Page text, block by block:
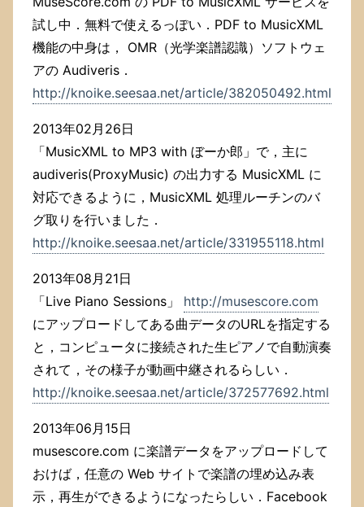
試し中．無料で使えるっぽい．PDF to MusicXML
機能の中身は， OMR（光学楽譜認識）ソフトウェ
アの Audiveris．
http://knoike.seesaa.net/article/382050492.html
2013年02月26日
「MusicXML to MP3 with ぼーか郎」で，主に
audiveris(ProxyMusic) の出力する MusicXML に
対応できるように，MusicXML 処理ルーチンのバ
グ取りを行いました．
http://knoike.seesaa.net/article/331955118.html
2013年08月21日
「Live Piano Sessions」 http://musescore.com
にアップロードしてある曲データのURLを指定する
と，コンピュータに接続された生ピアノで自動演奏
されて，その様子が動画中継されるらしい．
http://knoike.seesaa.net/article/372577692.html
2013年06月15日
musescore.com に楽譜データをアップロードして
おけば，任意の Web サイトで楽譜の埋め込み表
示，再生ができるようになったらしい．Facebook